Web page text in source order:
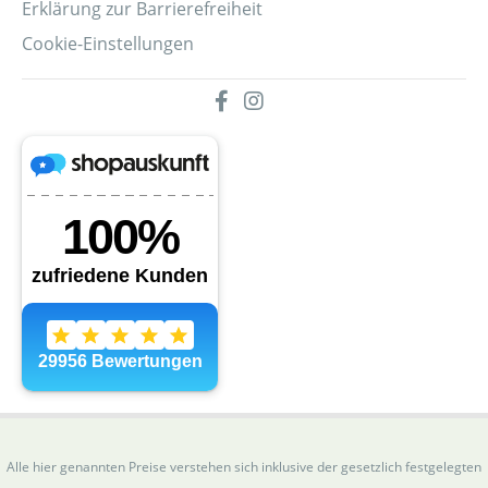
Erklärung zur Barrierefreiheit
Cookie-Einstellungen
Alle hier genannten Preise verstehen sich inklusive der gesetzlich festgelegten